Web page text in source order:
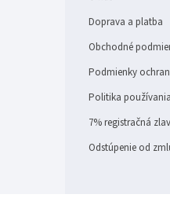
Doprava a platba
Obchodné
Podmienky
Politika
7% registračná
Odstúpenie od